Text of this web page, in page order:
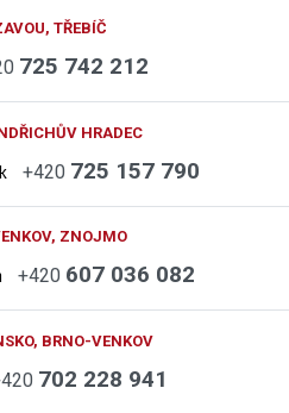
TŘEBÍČ
725 742 212
HRADEC
+420 725 157 790
ZNOJMO
+420 607 036 082
BRNO-VENKOV
702 228 941